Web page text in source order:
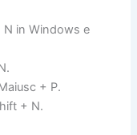
in Windows e
+ P.
+ N.